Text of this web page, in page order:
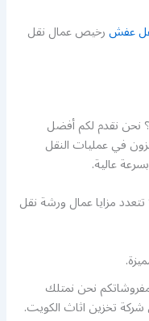
عفشرخيص عمال نقل
نحن نقدم لكم أفضل
في عمليات النقل
عالية.
مزايا عمال ورشة نقل
نحن نمتلك
تخزين اثاث الكويت.